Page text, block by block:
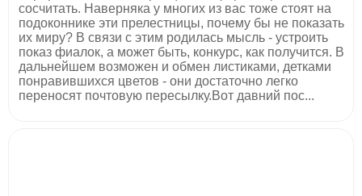
сосчитать. Наверняка у многих из вас тоже стоят на
подоконнике эти прелестницы, почему бы не показать
их миру? В связи с этим родилась мысль - устроить
показ фиалок, а может быть, конкурс, как получится. В
дальнейшем возможен и обмен листиками, детками
понравившихся цветов - они достаточно легко
переносят почтовую пересылку.Вот давний пос...